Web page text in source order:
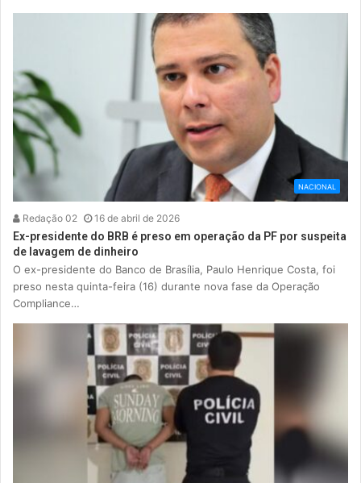
NACIONAL
Redação 02 16 de abril de 2026
Ex-presidente do BRB é preso em operação da PF por suspeita
de lavagem de dinheiro
O ex-presidente do Banco de Brasília, Paulo Henrique Costa, foi
preso nesta quinta-feira (16) durante nova fase da Operação
Compliance…